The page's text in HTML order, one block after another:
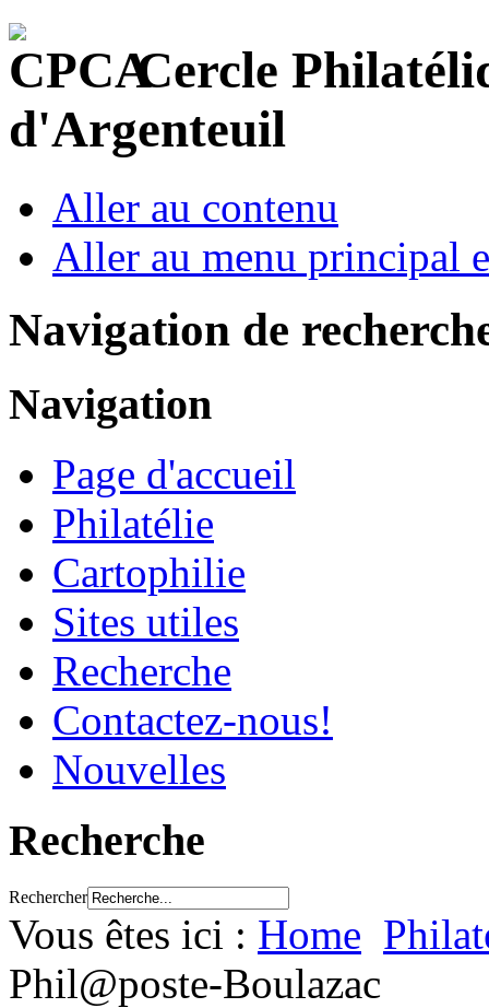
Cercle
d'Argenteuil
Aller au contenu
Aller au menu principal
Navigation de
Navigation
Page d'accueil
Philatélie
Cartophilie
Sites utiles
Recherche
Contactez-nous!
Nouvelles
Recherche
Rechercher
Vous êtes ici : Home
Phil@poste-Boulazac